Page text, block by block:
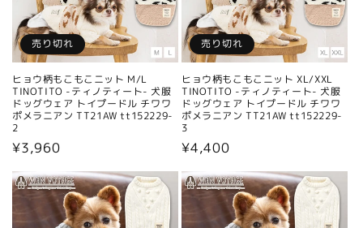
売り切れ
ヒョウ柄もこもこニット M/L
TINOTITO -ティノティート- 犬服
ドッグウェア トイプードル チワワ
ポメラニアン TT21AW tt152229-
2
通
常
価
格
¥3,960
売り切れ
ヒョウ柄もこもこニット XL/XXL
TINOTITO -ティノティート- 犬服
ドッグウェア トイプードル チワワ
ポメラニアン TT21AW tt152229-
3
通
常
価
格
¥4,400